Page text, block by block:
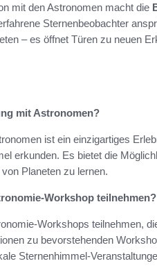
mit den Astronomen macht die
Sternenbeobachter
– es öffnet Türen zu neuen
mit Astronomen?
ist ein einzigartiges
erkunden. Es bietet die
Planeten zu lernen.
Workshop teilnehmen?
Workshops teilnehmen,
zu bevorstehenden
Sternenhimmel-